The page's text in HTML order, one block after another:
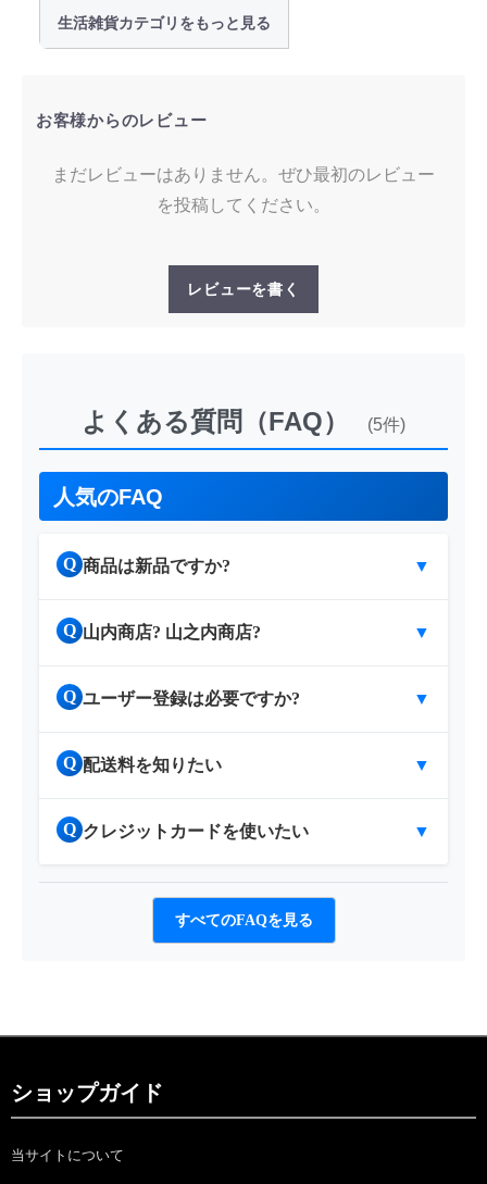
生活雑貨カテゴリをもっと見る
お客様からのレビュー
まだレビューはありません。ぜひ最初のレビュー
を投稿してください。
レビューを書く
よくある質問（FAQ） (5件)
人気のFAQ
Q 商品は新品ですか? ▼
Q 山内商店? 山之内商店? ▼
Q ユーザー登録は必要ですか? ▼
Q 配送料を知りたい ▼
Q クレジットカードを使いたい ▼
すべてのFAQを見る
ショップガイド
当サイトについて